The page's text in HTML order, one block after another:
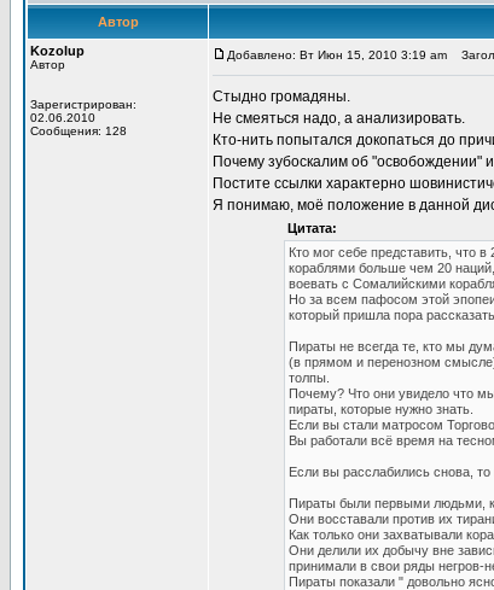
Автор
Kozolup
Автор
Зарегистрирован:
02.06.2010
Сообщения: 128
Добавлено: Вт Июн 15, 2010 3:19 am
Стыдно громадяны.
Не смеяться надо, а анализировать.
Кто-нить попытался докопаться до
Почему зубоскалим об "освобождении"
Постите ссылки характерно
Я понимаю, моё положение в данной
Цитата:
Кто мог себе представить, что
кораблями больше чем 20
воевать с Сомалийскими
Но за всем пафосом этой
который пришла пора
Пираты не всегда те, кто мы
(в прямом и перенозном
толпы.
Почему? Что они увидело что
пираты, которые нужно знать.
Если вы стали матросом
Вы работали всё время на
Если вы расслабились снова,
Пираты были первыми людьми,
Они восставали против их
Как только они захватывали
Они делили их добычу вне
принимали в свои ряды негров-
Пираты показали " довольно